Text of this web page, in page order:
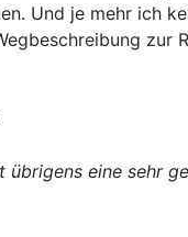
Und je mehr ich
zur
übrigens eine sehr